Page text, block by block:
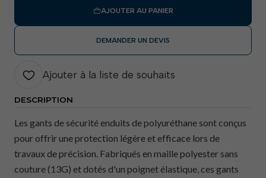
AJOUTER AU PANIER
DEMANDER UN DEVIS
Ajouter à la liste de souhaits
DESCRIPTION
Les gants de sécurité enduits de polyuréthane sont conçus
pour offrir une protection légère et efficace lors de
travaux de précision. Fabriqués en maille polyester sans
couture (13G) et dotés d'un poignet élastique, ces gants